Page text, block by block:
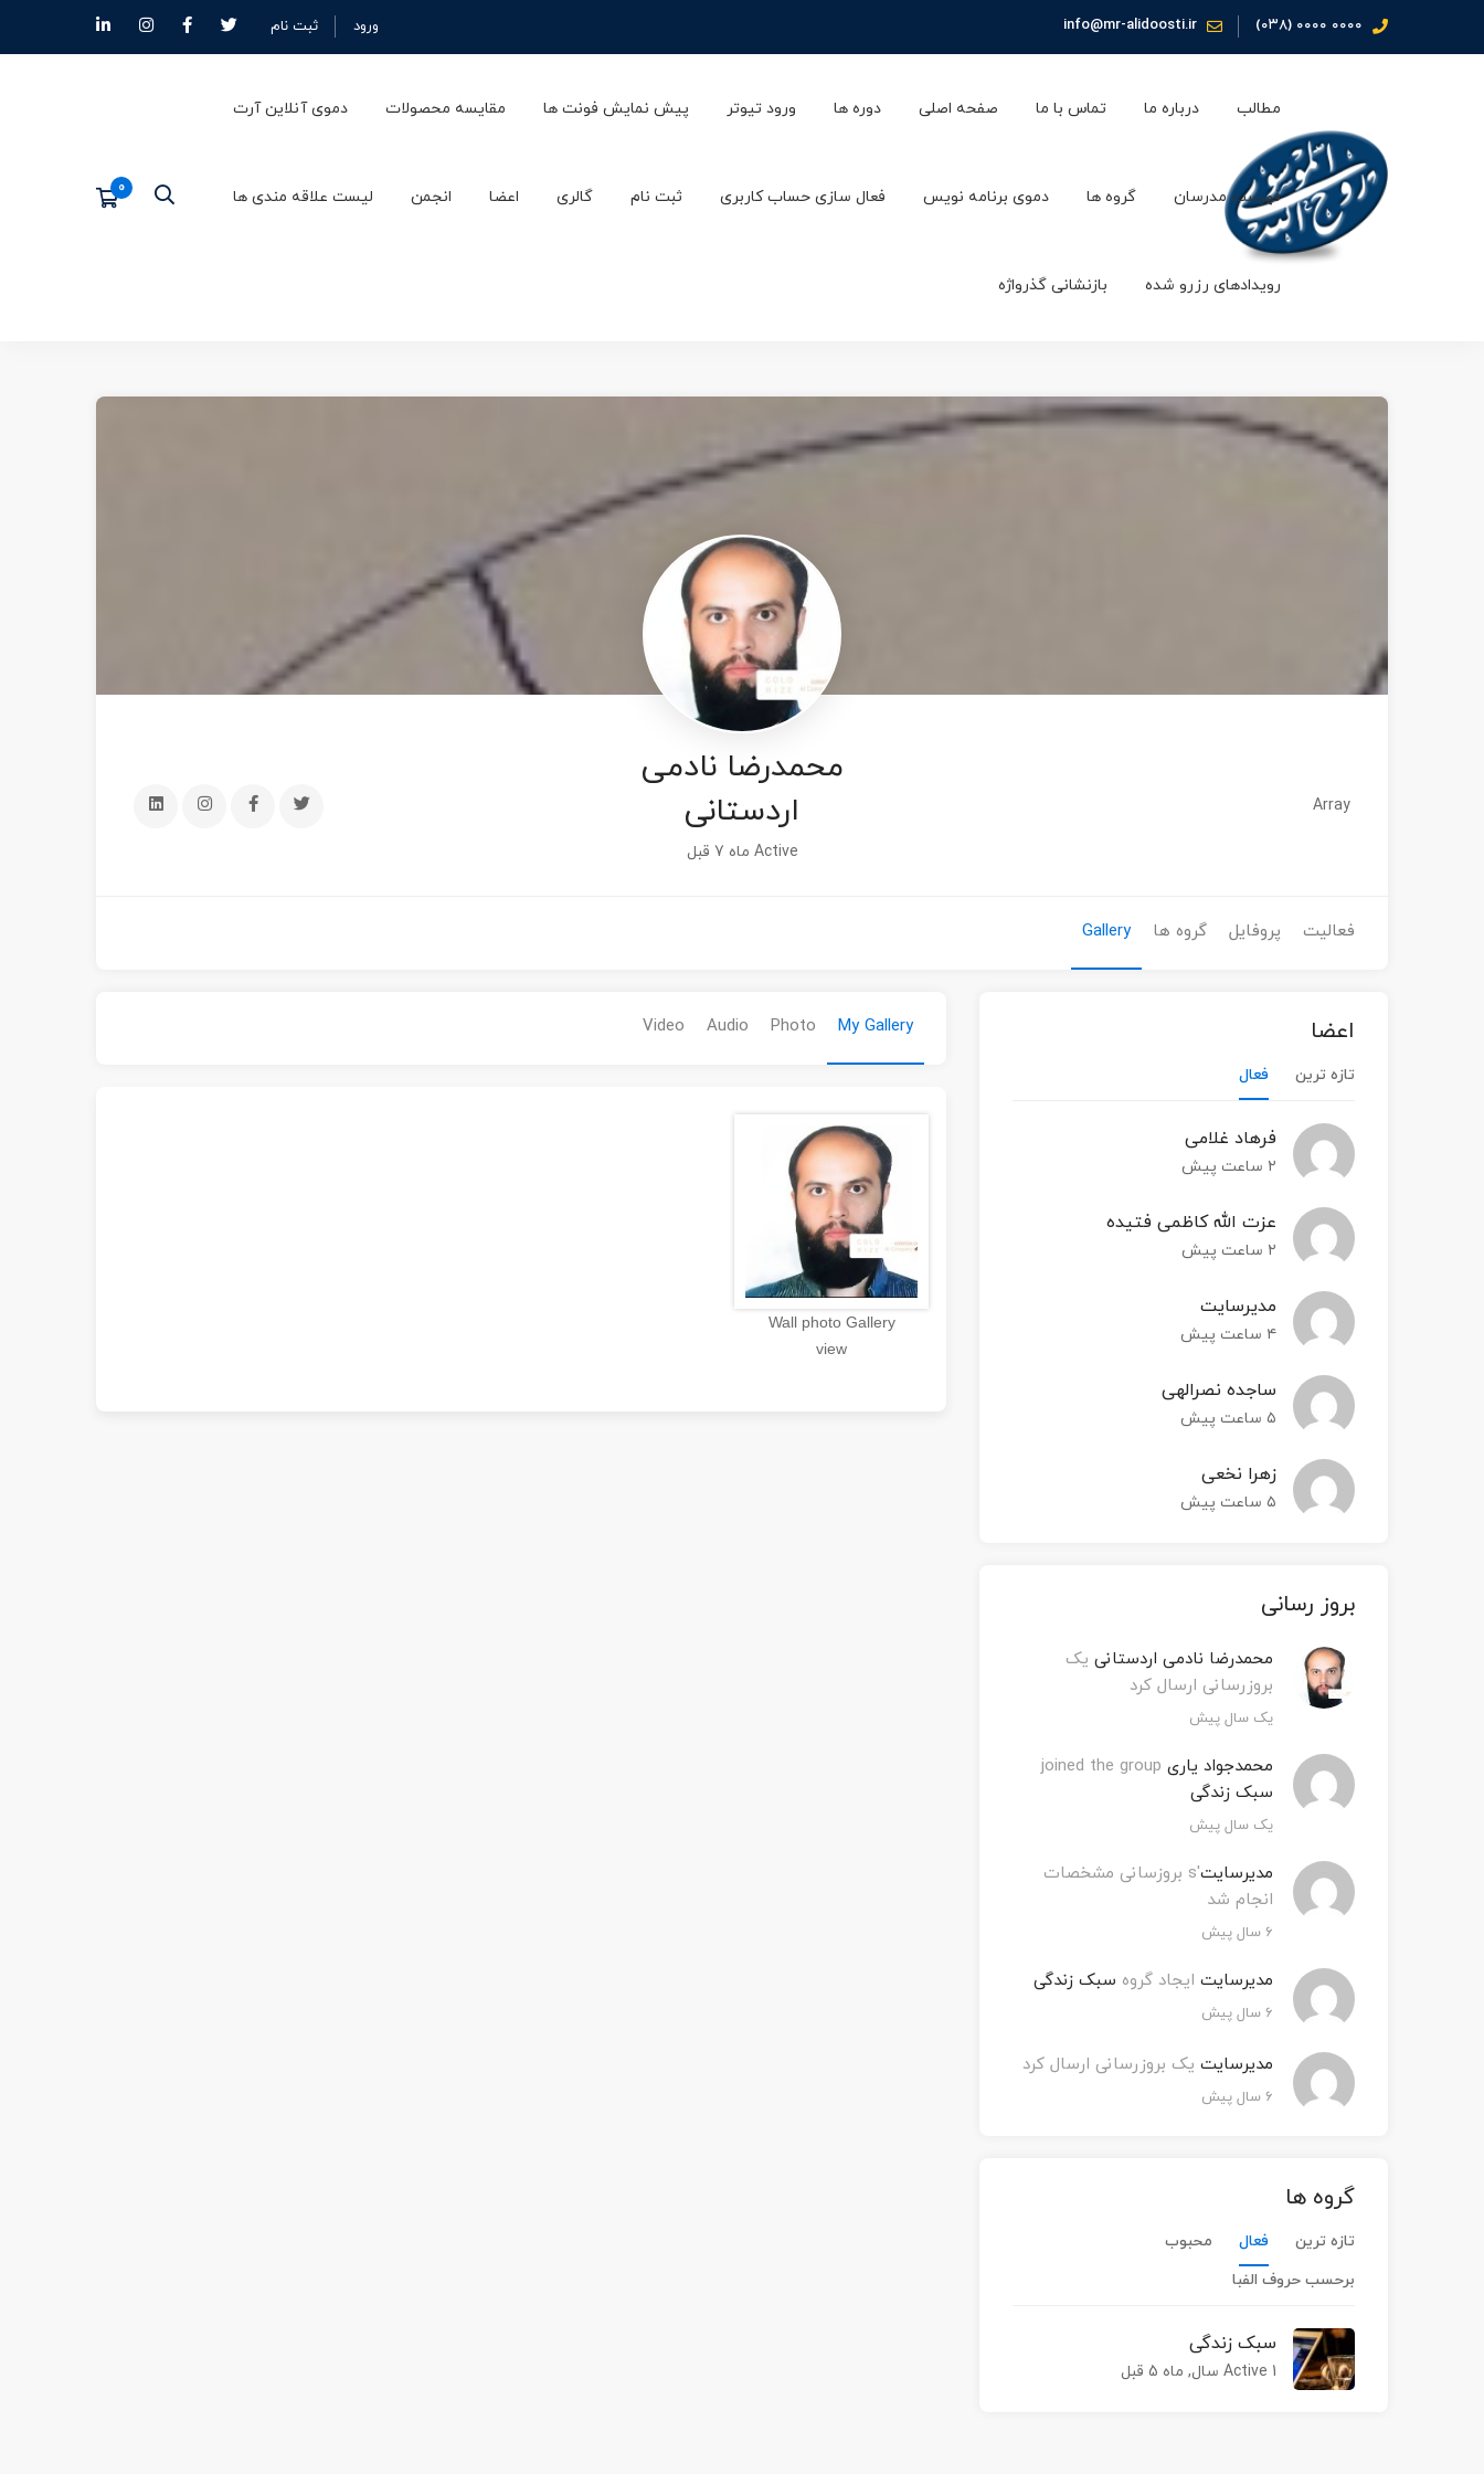
۰۰۰۰ ۰۰۰۰ (۰۳۸) info@mr-alidoosti.ir ورود ثبت نام
مطالب درباره ما تماس با ما صفحه اصلی دوره ها ورود تیوتر پیش نمایش فونت ها مقایسه محصولات دموی آنلاین آرت
فهرست مدرسان گروه ها دموی برنامه نویس فعال سازی حساب کاربری ثبت نام گالری اعضا انجمن لیست علاقه مندی ها
رویدادهای رزرو شده بازنشانی گذرواژه
Array
محمدرضا نادمی
اردستانی
Active ماه 7 قبل
فعالیت پروفایل گروه ها Gallery
اعضا
تازه ترین فعال
فرهاد غلامی
۲ ساعت پیش
عزت الله کاظمی فتیده
۲ ساعت پیش
مدیرسایت
۴ ساعت پیش
ساجده نصرالهی
۵ ساعت پیش
زهرا نخعی
۵ ساعت پیش
‫بروز رسانی
محمدرضا نادمی اردستانی یک
بروزرسانی ارسال کرد
یک سال پیش
محمدجواد یاری
سبک زندگی
یک سال پیش
مدیرسایت
's بروزسانی مشخصات
انجام شد
۶ سال پیش
مدیرسایت ایجاد گروه سبک زندگی
۶ سال پیش
مدیرسایت یک بروزرسانی ارسال کرد
۶ سال پیش
گروه ها
تازه ترین فعال
محبوب
برحسب حروف الفبا
سبک زندگی
Active 1 سال, ماه 5 قبل
My Gallery
Photo
Audio
Video
Wall photo Gallery
view